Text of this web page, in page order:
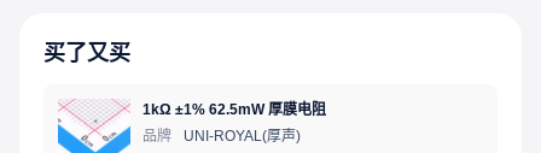
买了又买
1kΩ ±1% 62.5mW 厚膜电阻
品牌
UNI-ROYAL(厚声)